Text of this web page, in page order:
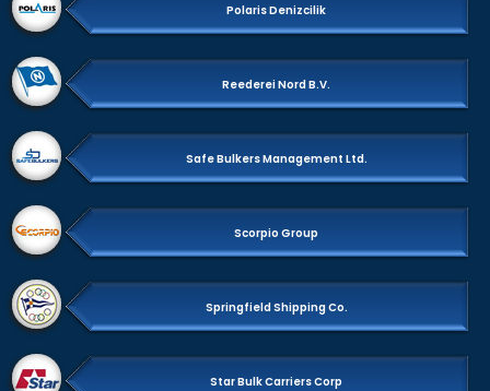
Polaris Denizcilik
Reederei Nord B.V.
Safe Bulkers Management Ltd.
Scorpio Group
Springfield Shipping Co.
Star Bulk Carriers Corp